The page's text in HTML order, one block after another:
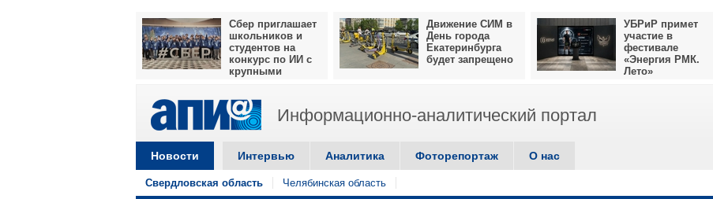
Сбер приглашает
школьников и
студентов на
конкурс по ИИ с
крупными
Движение СИМ в
День города
Екатеринбурга
будет запрещено
УБРиР примет
участие в
фестивале
«Энергия РМК.
Лето»
Информационно-аналитический портал
Новости Интервью Аналитика Фоторепортаж О нас
Свердловская область Челябинская область